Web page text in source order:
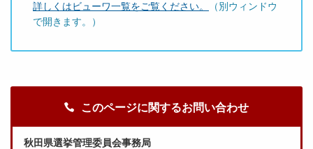
詳しくはビューワ一覧をご覧ください。
（別ウィンドウ
で開きます。）
このページに関するお問い合わせ
秋田県選挙管理委員会事務局